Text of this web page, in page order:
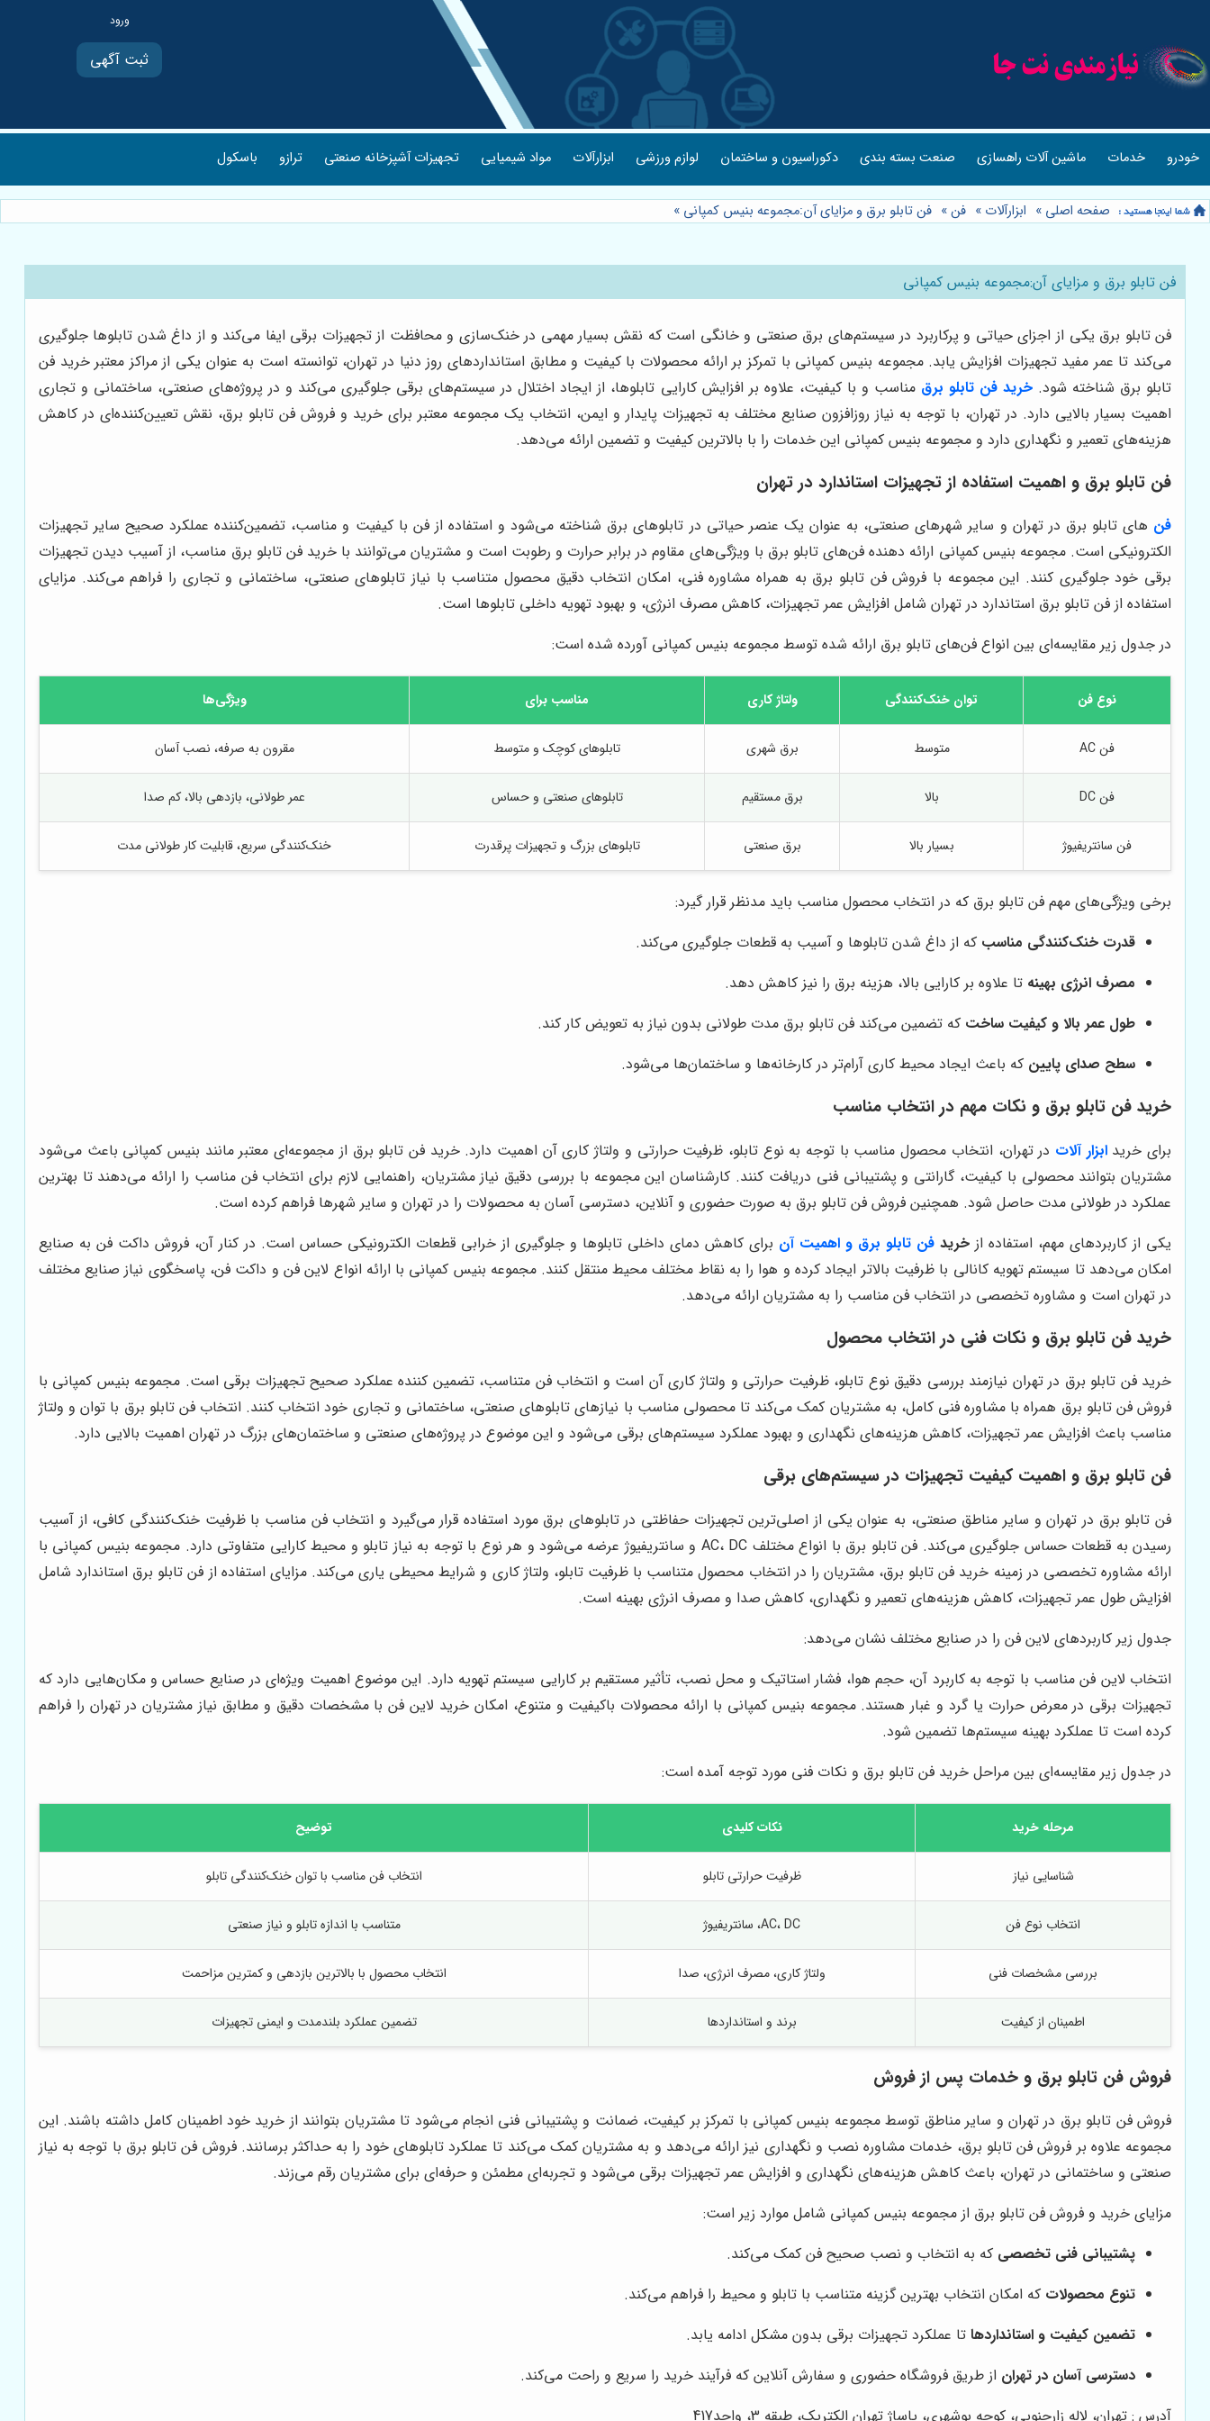
ثبت آگهی
خودرو خدمات ماشین آلات راهسازی صنعت بسته بندی دکوراسیون و ساختمان لوازم ورزشی ابزارآلات مواد شیمیایی تجهیزات آشپزخانه صنعتی ترازو باسکول
صفحه اصلی » ابزارآلات » فن» فن تابلو برق و مزایای آن:مجموعه بنیس کمپانی »
فن تابلو برق و مزایای آن:مجموعه بنیس کمپانی
فن تابلو برق یکی از اجزای حیاتی و پرکاربرد در سیستم‌های برق صنعتی و خانگی است که نقش بسیار مهمی در خنک‌سازی و محافظت از تجهیزات برقی ایفا می‌کند و از داغ شدن تابلوها جلوگیری
می‌کند تا عمر مفید تجهیزات افزایش یابد. مجموعه بنیس کمپانی با تمرکز بر ارائه محصولات با کیفیت و مطابق استانداردهای روز دنیا در تهران، توانسته است به عنوان یکی از مراکز معتبر خرید فن
تابلو برق شناخته شود.خرید فن تابلو برق مناسب و با کیفیت، علاوه بر افزایش کارایی تابلوها، از ایجاد اختلال در سیستم‌های برقی جلوگیری می‌کند و در پروژه‌های صنعتی، ساختمانی و تجاری
اهمیت بسیار بالایی دارد. در تهران، با توجه به نیاز روزافزون صنایع مختلف به تجهیزات پایدار و ایمن، انتخاب یک مجموعه معتبر برای خرید و فروش فن تابلو برق، نقش تعیین‌کننده‌ای در کاهش
هزینه‌های تعمیر و نگهداری دارد و مجموعه بنیس کمپانی این خدمات را با بالاترین کیفیت و تضمین ارائه می‌دهد.
فن تابلو برق و اهمیت استفاده از تجهیزات استاندارد در تهران
فن های تابلو برق در تهران و سایر شهرهای صنعتی، به عنوان یک عنصر حیاتی در تابلوهای برق شناخته می‌شود و استفاده از فن با کیفیت و مناسب، تضمین‌کننده عملکرد صحیح سایر تجهیزات
الکترونیکی است. مجموعه بنیس کمپانی ارائه دهنده فن‌های تابلو برق با ویژگی‌های مقاوم در برابر حرارت و رطوبت است و مشتریان می‌توانند با خرید فن تابلو برق مناسب، از آسیب دیدن تجهیزات
برقی خود جلوگیری کنند. این مجموعه با فروش فن تابلو برق به همراه مشاوره فنی، امکان انتخاب دقیق محصول متناسب با نیاز تابلوهای صنعتی، ساختمانی و تجاری را فراهم می‌کند. مزایای
استفاده از فن تابلو برق استاندارد در تهران شامل افزایش عمر تجهیزات، کاهش مصرف انرژی، و بهبود تهویه داخلی تابلوها است.
در جدول زیر مقایسه‌ای بین انواع فن‌های تابلو برق ارائه شده توسط مجموعه بنیس کمپانی آورده شده است:
نوع فن توان خنک‌کنندگی ولتاژ کاری مناسب برای ویژگی‌ها
فن AC متوسط برق شهری تابلوهای کوچک و متوسط مقرون به صرفه، نصب آسان
فن DC بالا برق مستقیم تابلوهای صنعتی و حساس عمر طولانی، بازدهی بالا، کم صدا
فن سانتریفیوژ بسیار بالا برق صنعتی تابلوهای بزرگ و تجهیزات پرقدرت خنک‌کنندگی سریع، قابلیت کار طولانی مدت
برخی ویژگی‌های مهم فن تابلو برق که در انتخاب محصول مناسب باید مدنظر قرار گیرد:
قدرت خنک‌کنندگی مناسب که از داغ شدن تابلوها و آسیب به قطعات جلوگیری می‌کند.
مصرف انرژی بهینه تا علاوه بر کارایی بالا، هزینه برق را نیز کاهش دهد.
طول عمر بالا و کیفیت ساخت که تضمین می‌کند فن تابلو برق مدت طولانی بدون نیاز به تعویض کار کند.
سطح صدای پایین که باعث ایجاد محیط کاری آرام‌تر در کارخانه‌ها و ساختمان‌ها می‌شود.
خرید فن تابلو برق و نکات مهم در انتخاب مناسب
برای خرید ابزار آلات در تهران، انتخاب محصول مناسب با توجه به نوع تابلو، ظرفیت حرارتی و ولتاژ کاری آن اهمیت دارد. خرید فن تابلو برق از مجموعه‌ای معتبر مانند بنیس کمپانی باعث می‌شود
مشتریان بتوانند محصولی با کیفیت، گارانتی و پشتیبانی فنی دریافت کنند. کارشناسان این مجموعه با بررسی دقیق نیاز مشتریان، راهنمایی لازم برای انتخاب فن مناسب را ارائه می‌دهند تا بهترین
عملکرد در طولانی مدت حاصل شود. همچنین فروش فن تابلو برق به صورت حضوری و آنلاین، دسترسی آسان به محصولات را در تهران و سایر شهرها فراهم کرده است.
یکی از کاربردهای مهم، استفاده از خرید فن تابلو برق و اهمیت آن برای کاهش دمای داخلی تابلوها و جلوگیری از خرابی قطعات الکترونیکی حساس است. در کنار آن، فروش داکت فن به صنایع
امکان می‌دهد تا سیستم تهویه کانالی با ظرفیت بالاتر ایجاد کرده و هوا را به نقاط مختلف محیط منتقل کنند. مجموعه بنیس کمپانی با ارائه انواع لاین فن و داکت فن، پاسخگوی نیاز صنایع مختلف
در تهران است و مشاوره تخصصی در انتخاب فن مناسب را به مشتریان ارائه می‌دهد.
خرید فن تابلو برق و نکات فنی در انتخاب محصول
خرید فن تابلو برق در تهران نیازمند بررسی دقیق نوع تابلو، ظرفیت حرارتی و ولتاژ کاری آن است و انتخاب فن متناسب، تضمین کننده عملکرد صحیح تجهیزات برقی است. مجموعه بنیس کمپانی با
فروش فن تابلو برق همراه با مشاوره فنی کامل، به مشتریان کمک می‌کند تا محصولی مناسب با نیازهای تابلوهای صنعتی، ساختمانی و تجاری خود انتخاب کنند. انتخاب فن تابلو برق با توان و ولتاژ
مناسب باعث افزایش عمر تجهیزات، کاهش هزینه‌های نگهداری و بهبود عملکرد سیستم‌های برقی می‌شود و این موضوع در پروژه‌های صنعتی و ساختمان‌های بزرگ در تهران اهمیت بالایی دارد.
فن تابلو برق و اهمیت کیفیت تجهیزات در سیستم‌های برقی
فن تابلو برق در تهران و سایر مناطق صنعتی، به عنوان یکی از اصلی‌ترین تجهیزات حفاظتی در تابلوهای برق مورد استفاده قرار می‌گیرد و انتخاب فن مناسب با ظرفیت خنک‌کنندگی کافی، از آسیب
رسیدن به قطعات حساس جلوگیری می‌کند. فن تابلو برق با انواع مختلف AC، DC و سانتریفیوژ عرضه می‌شود و هر نوع با توجه به نیاز تابلو و محیط کارایی متفاوتی دارد. مجموعه بنیس کمپانی با
ارائه مشاوره تخصصی در زمینه خرید فن تابلو برق، مشتریان را در انتخاب محصول متناسب با ظرفیت تابلو، ولتاژ کاری و شرایط محیطی یاری می‌کند. مزایای استفاده از فن تابلو برق استاندارد شامل
افزایش طول عمر تجهیزات، کاهش هزینه‌های تعمیر و نگهداری، کاهش صدا و مصرف انرژی بهینه است.
جدول زیر کاربردهای لاین فن را در صنایع مختلف نشان می‌دهد:
انتخاب لاین فن مناسب با توجه به کاربرد آن، حجم هوا، فشار استاتیک و محل نصب، تأثیر مستقیم بر کارایی سیستم تهویه دارد. این موضوع اهمیت ویژه‌ای در صنایع حساس و مکان‌هایی دارد که
تجهیزات برقی در معرض حرارت یا گرد و غبار هستند. مجموعه بنیس کمپانی با ارائه محصولات باکیفیت و متنوع، امکان خرید لاین فن با مشخصات دقیق و مطابق نیاز مشتریان در تهران را فراهم
کرده است تا عملکرد بهینه سیستم‌ها تضمین شود.
در جدول زیر مقایسه‌ای بین مراحل خرید فن تابلو برق و نکات فنی مورد توجه آمده است:
مرحله خرید نکات کلیدی توضیح
شناسایی نیاز ظرفیت حرارتی تابلو انتخاب فن مناسب با توان خنک‌کنندگی تابلو
انتخاب نوع فن AC، DC، سانتریفیوژ متناسب با اندازه تابلو و نیاز صنعتی
بررسی مشخصات فنی ولتاژ کاری، مصرف انرژی، صدا انتخاب محصول با بالاترین بازدهی و کمترین مزاحمت
اطمینان از کیفیت برند و استانداردها تضمین عملکرد بلندمدت و ایمنی تجهیزات
فروش فن تابلو برق و خدمات پس از فروش
فروش فن تابلو برق در تهران و سایر مناطق توسط مجموعه بنیس کمپانی با تمرکز بر کیفیت، ضمانت و پشتیبانی فنی انجام می‌شود تا مشتریان بتوانند از خرید خود اطمینان کامل داشته باشند. این
مجموعه علاوه بر فروش فن تابلو برق، خدمات مشاوره نصب و نگهداری نیز ارائه می‌دهد و به مشتریان کمک می‌کند تا عملکرد تابلوهای خود را به حداکثر برسانند. فروش فن تابلو برق با توجه به نیاز
صنعتی و ساختمانی در تهران، باعث کاهش هزینه‌های نگهداری و افزایش عمر تجهیزات برقی می‌شود و تجربه‌ای مطمئن و حرفه‌ای برای مشتریان رقم می‌زند.
مزایای خرید و فروش فن تابلو برق از مجموعه بنیس کمپانی شامل موارد زیر است:
پشتیبانی فنی تخصصی که به انتخاب و نصب صحیح فن کمک می‌کند.
تنوع محصولات که امکان انتخاب بهترین گزینه متناسب با تابلو و محیط را فراهم می‌کند.
تضمین کیفیت و استانداردها تا عملکرد تجهیزات برقی بدون مشکل ادامه یابد.
دسترسی آسان در تهران از طریق فروشگاه حضوری و سفارش آنلاین که فرآیند خرید را سریع و راحت می‌کند.
آدرس : تهران، لاله زارجنوبی، کوچه بوشهری، پاساژ تهران الکتریک، طبقه 3، واحد417